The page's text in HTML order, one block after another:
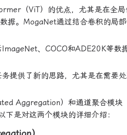
（ViT）的优点，尤其是在全
据。MogaNet通过结合卷积的局
、COCO和ADE20K等数
提供了新的思路，尤其是在需要
Aggregation）和通道聚合模块
是对这两个模块的详细介绍：